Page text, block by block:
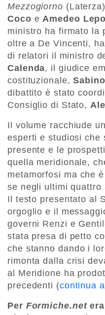
Mezzogiorno
Coco eAmedeo
ministro ha firmato la
oltre a De Vincenti,
di relatori il ministro
Calenda, il giudice
costituzionale,
dibattito è stato
Consiglio di Stato,
Il volume racchiude
esperti e studiosi che
presente e le
quella meridionale,
metamorfosi ma che
se negli ultimi quattro
Il testo presentato al
orgoglio e il
governi Renzi e
stata presa di petto
che stanno dando i
rimonta dalla crisi
al Meridione ha
precedenti (continua
Per Formiche.netera